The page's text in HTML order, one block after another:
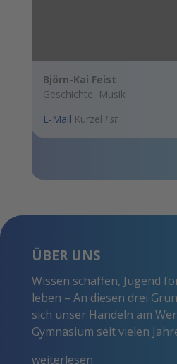
Björn-Kai Feist
Geschichte, Musik
E-Mail Kürzel Fst
ÜBER UNS
Wissen schaffen, Jugend
leben – An diesen drei
sich unser Handeln am
Gymnasium seit vielen
weiterlesen